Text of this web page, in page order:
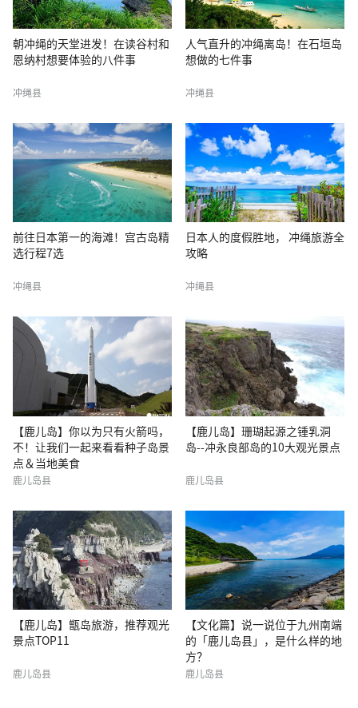
朝冲绳的天堂进发！在读谷村和
恩纳村想要体验的八件事
冲绳县
人气直升的冲绳离岛！在石垣岛
想做的七件事
冲绳县
前往日本第一的海滩！宫古岛精
选行程7选
冲绳县
日本人的度假胜地， 冲绳旅游全
攻略
冲绳县
【鹿儿岛】你以为只有火箭吗，
不！让我们一起来看看种子岛景
点＆当地美食
鹿儿岛县
【鹿儿岛】珊瑚起源之锺乳洞
岛--冲永良部岛的10大观光景点
鹿儿岛县
【鹿儿岛】甑岛旅游，推荐观光
景点TOP11
鹿儿岛县
【文化篇】说一说位于九州南端
的「鹿儿岛县」，是什么样的地
方？
鹿儿岛县